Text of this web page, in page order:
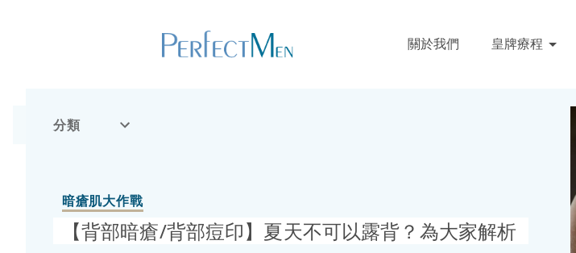
分類
關於我們 皇牌療程
暗瘡肌大作戰
【背部暗瘡/背部痘印】夏天不可以露背？為大家解析